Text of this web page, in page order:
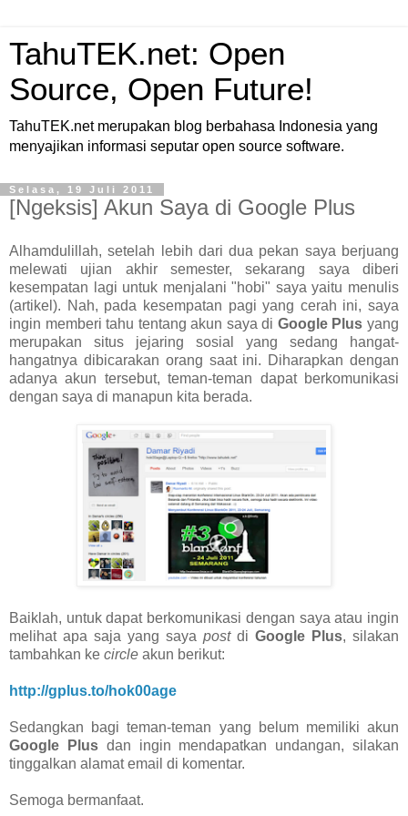
TahuTEK.net: Open
Source, Open Future!
TahuTEK.net merupakan blog berbahasa Indonesia yang
menyajikan informasi seputar open source software.
Selasa, 19 Juli 2011
[Ngeksis] Akun Saya di Google Plus
Alhamdulillah, setelah lebih dari dua pekan saya berjuang
melewati ujian akhir semester, sekarang saya diberi
kesempatan lagi untuk menjalani "hobi" saya yaitu menulis
(artikel). Nah, pada kesempatan pagi yang cerah ini, saya
ingin memberi tahu tentang akun saya di Google Plus yang
merupakan situs jejaring sosial yang sedang hangat-
hangatnya dibicarakan orang saat ini. Diharapkan dengan
adanya akun tersebut, teman-teman dapat berkomunikasi
dengan saya di manapun kita berada.
Baiklah, untuk dapat berkomunikasi dengan saya atau ingin
melihat apa saja yang saya postdi Google Plus, silakan
tambahkan ke circle akun berikut:
http://gplus.to/hok00age
Sedangkan bagi teman-teman yang belum memiliki akun
Google Plusdan ingin mendapatkan undangan, silakan
tinggalkan alamat email di komentar.
Semoga bermanfaat.